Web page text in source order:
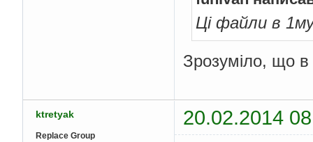
Ці файли в
Зрозуміло, що в
ktretyak 20.02.2014
Replace Group